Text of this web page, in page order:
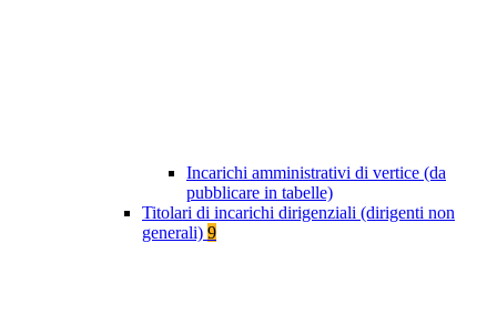
Incarichi amministrativi di vertice (da
pubblicare in tabelle)
Titolari di incarichi dirigenziali (dirigenti non
generali) 9